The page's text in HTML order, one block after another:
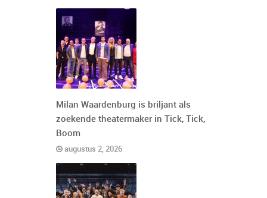
Milan Waardenburg is briljant als
zoekende theatermaker in Tick, Tick,
Boom
augustus 2, 2026